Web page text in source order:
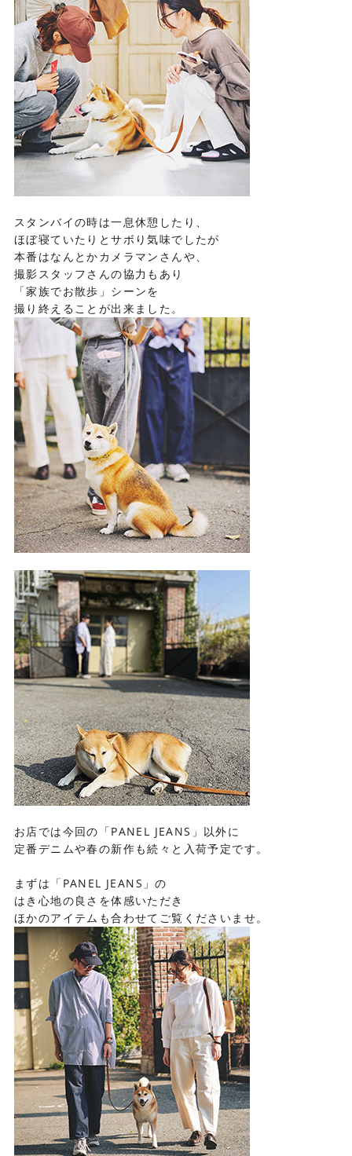
スタンバイの時は一息休憩したり、
ほぼ寝ていたりとサボり気味でしたが
本番はなんとかカメラマンさんや、
撮影スタッフさんの協力もあり
「家族でお散歩」シーンを
撮り終えることが出来ました。
お店では今回の「PANEL JEANS」以外に
定番デニムや春の新作も続々と入荷予定です。
まずは「PANEL JEANS」の
はき心地の良さを体感いただき
ほかのアイテムも合わせてご覧くださいませ。